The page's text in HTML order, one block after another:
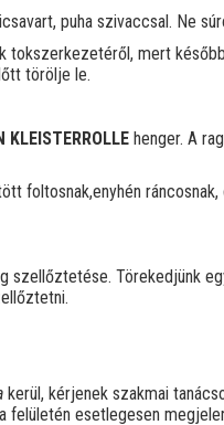
puha szivaccsal. Ne
mert
törölje le.
KLEISTERROLLE henger. A
foltosnak,enyhén
szellőztetése. Törekedjünk
kerül, kérjenek szakmai
esetlegesen